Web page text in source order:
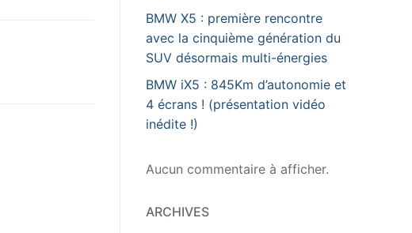
BMW X5 : première rencontre
avec la cinquième génération du
SUV désormais multi-énergies
BMW iX5 : 845Km d’autonomie et
4 écrans ! (présentation vidéo
inédite !)
Aucun commentaire à afficher.
ARCHIVES